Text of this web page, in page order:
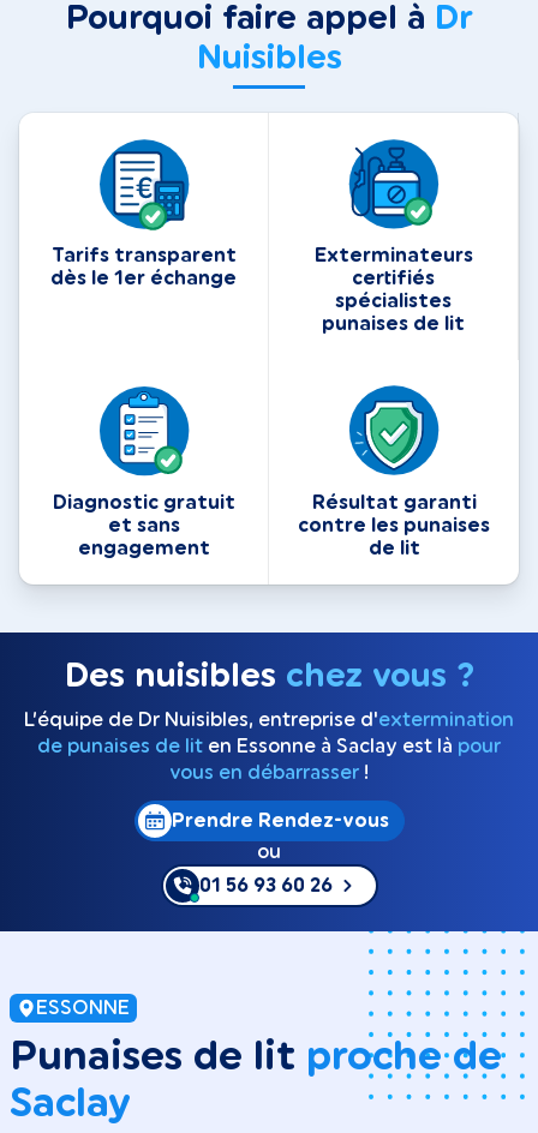
Pourquoi faire appel à Dr
Nuisibles
Tarifs transparent
dès le 1er échange
Exterminateurs
certifiés
spécialistes
punaises de lit
Diagnostic gratuit
et sans
engagement
Résultat garanti
contre les punaises
de lit
Des nuisibles chez vous ?
L’équipe de Dr Nuisibles, entreprise d'extermination
de punaises de lit en Essonne à Saclay est là pour
vous en débarrasser!
Prendre Rendez-vous
ou
01 56 93 60 26
ESSONNE
Punaises de lit proche de
Saclay